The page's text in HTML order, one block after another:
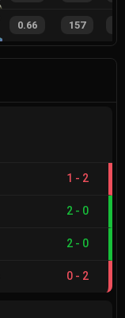
0.66 157
1 - 2
2 - 0
2 - 0
0 - 2